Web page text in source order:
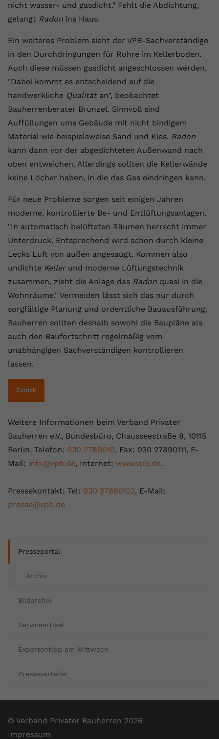
Presseportal
Archiv
Bildarchiv
Serviceartikel
Expertentipp am Mittwoch
Presseverteiler
nicht wasser- und gasdicht." Fehlt die Abdichtung,
gelangt Radon ins Haus.
Ein weiteres Problem sieht der VPB-Sachverständige
in den Durchdringungen für Rohre im Kellerboden.
Auch diese müssen gasdicht angeschlossen werden.
"Dabei kommt es entscheidend auf die
handwerkliche Qualitätan", beobachtet
Bauherrenberater Brunzel. Sinnvoll sind
Auffüllungen ums Gebäude mit nicht bindigem
Material wie beispielsweise Sand und Kies. Radon
kann dann vor der abgedichteten Außenwand nach
oben entweichen. Allerdings sollten die Kellerwände
keine Löcher haben, in die das Gas eindringen kann.
Für neue Probleme sorgen seit einigen Jahren
moderne, kontrollierte Be- und Entlüftungsanlagen.
"In automatisch belüfteten Räumen herrscht immer
Unterdruck. Entsprechend wird schon durch kleine
Lecks Luft von außen angesaugt. Kommen also
undichte Kellerund moderne Lüftungstechnik
zusammen, zieht die Anlage das Radon quasi in die
Wohnräume." Vermeiden lässt sich das nur durch
sorgfältige Planung und ordentliche Bauausführung.
Bauherren sollten deshalb sowohl die Baupläne als
auch den Baufortschritt regelmäßig vom
unabhängigen Sachverständigen kontrollieren
lassen.
Zurück
Weitere Informationen beim Verband Privater
Bauherren e.V., Bundesbüro, Chausseestraße 8, 10115
Berlin, Telefon: 030 2789010, Fax: 030 27890111, E-
Mail: info@vpb.de, Internet: www.vpb.de.
Pressekontakt: Tel: 030 27890122, E-Mail:
presse@vpb.de
© Verband Privater Bauherren 2026
Impressum
Videopräferenzen des Nutzers zu
speichern, der eingebettete YouTube-